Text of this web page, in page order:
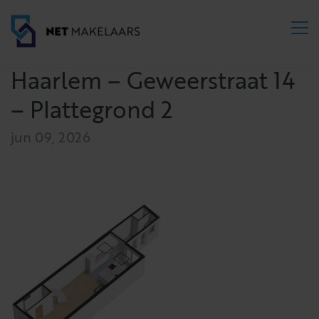
Haarlem – Geweerstraat 14
– Plattegrond 2
jun 09, 2026